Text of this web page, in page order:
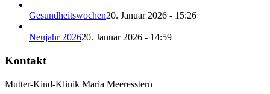
Gesundheitswochen20. Januar 2026 - 15:26
Neujahr 202620. Januar 2026 - 14:59
Kontakt
Mutter-Kind-Klinik Maria Meeresstern